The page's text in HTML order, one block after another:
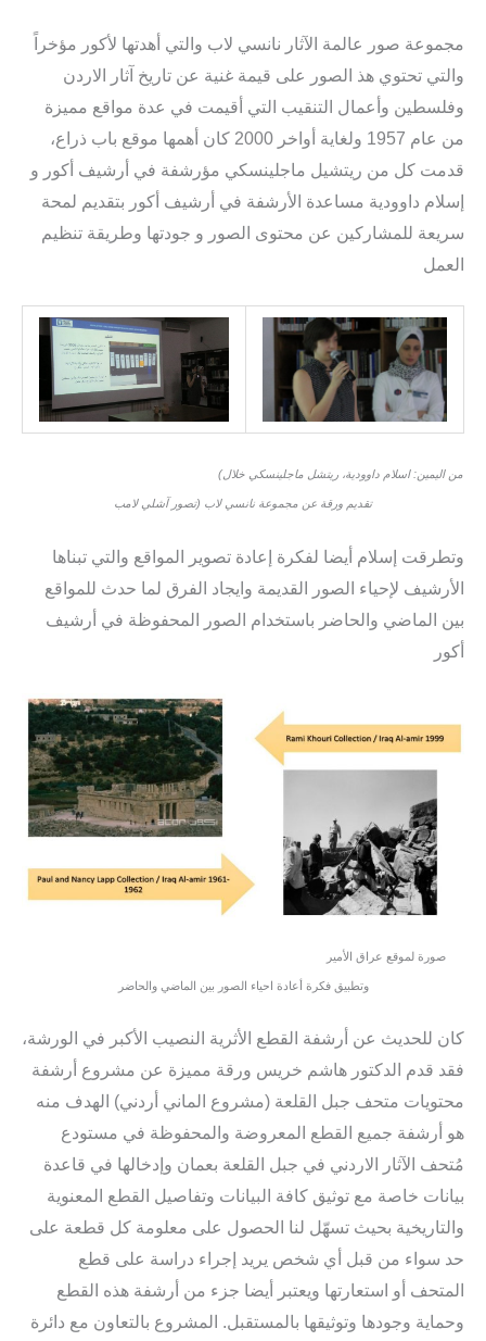
والتي تحتوي هذ الصور على قيمة غنية عن تاريخ آثار الاردن
وفلسطين وأعمال التنقيب التي أقيمت في عدة مواقع مميزة
من عام 1957 ولغاية أواخر 2000 كان أهمها موقع باب ذراع،
قدمت كل من ريتشيل ماجلينسكي مؤرشفة في أرشيف أكور و
إسلام داوودية مساعدة الأرشفة في أرشيف أكور بتقديم لمحة
سريعة للمشاركين عن محتوى الصور و جودتها وطريقة تنظيم
العمل
(من اليمين: اسلام داوودية، ريتشل ماجلينسكي خلال
تقديم ورقة عن مجموعة نانسي لاب (تصور آشلي لامب
وتطرقت إسلام أيضا لفكرة إعادة تصوير المواقع والتي تبناها
الأرشيف لإحياء الصور القديمة وايجاد الفرق لما حدث للمواقع
بين الماضي والحاضر باستخدام الصور المحفوظة في أرشيف
أكور
وتطبيق فكرة أعادة احياء الصور بين الماضي والحاضر
كان للحديث عن أرشفة القطع الأثرية النصيب الأكبر في الورشة،
فقد قدم الدكتور هاشم خريس ورقة مميزة عن مشروع أرشفة
محتويات متحف جبل القلعة (مشروع الماني أردني) الهدف منه
هو أرشفة جميع القطع المعروضة والمحفوظة في مستودع
مُتحف الآثار الاردني في جبل القلعة بعمان وإدخالها في قاعدة
بيانات خاصة مع توثيق كافة البيانات وتفاصيل القطع المعنوية
والتاريخية بحيث تسهّل لنا الحصول على معلومة كل قطعة على
حد سواء من قبل أي شخص يريد إجراء دراسة على قطع
المتحف أو استعارتها ويعتبر أيضا جزء من أرشفة هذه القطع
وحماية وجودها وتوثيقها بالمستقبل. المشروع بالتعاون مع دائرة